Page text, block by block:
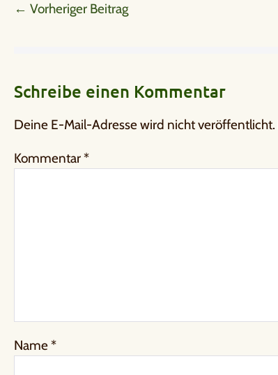
← Vorheriger Beitrag
Schreibe einen Kommentar
Deine E-Mail-Adresse wird nicht veröffentlicht.
Kommentar*
Name*